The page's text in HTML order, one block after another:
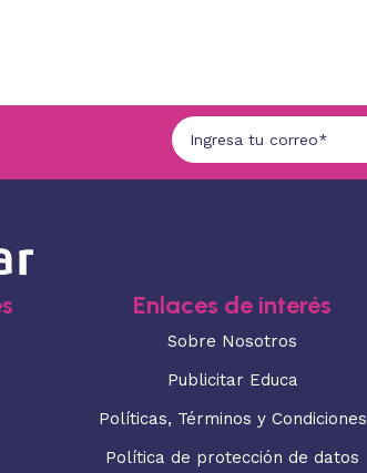
Enlaces de interés
Sobre Nosotros
Publicitar Educa
Políticas, Términos y Condiciones
Política de protección de datos